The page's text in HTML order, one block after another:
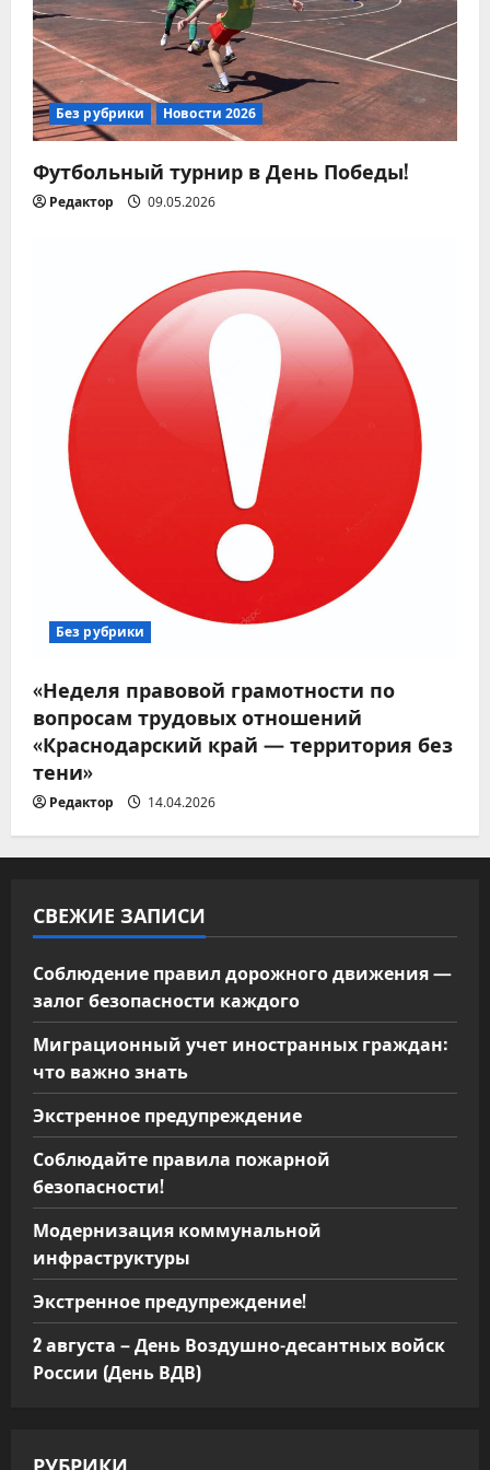
Без рубрики Новости 2026
Футбольный турнир в День Победы!
Редактор 09.05.2026
Без рубрики
«Неделя правовой грамотности по
вопросам трудовых отношений
«Краснодарский край — территория без
тени»
Редактор 14.04.2026
СВЕЖИЕ ЗАПИСИ
Соблюдение правил дорожного движения —
залог безопасности каждого
Миграционный учет иностранных граждан:
что важно знать
Экстренное предупреждение
Соблюдайте правила пожарной
безопасности!
Модернизация коммунальной
инфраструктуры
Экстренное предупреждение!
2 августа – День Воздушно-десантных войск
России (День ВДВ)